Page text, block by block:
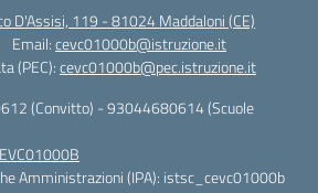
D'Assisi, 119 - 81024 Maddaloni (CE)
Email:cevc01000b@istruzione.it
(PEC):cevc01000b@pec.istruzione.it
(Convitto) - 93044680614 (Scuole
Amministrazioni (IPA): istsc_cevc01000b